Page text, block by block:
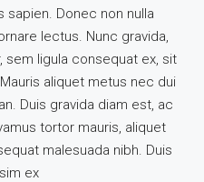
Donec non nulla
lectus. Nunc gravida,
ligula consequat ex, sit
aliquet metus nec dui
Duis gravida diam est, ac
tortor mauris, aliquet
malesuada nibh. Duis
ex